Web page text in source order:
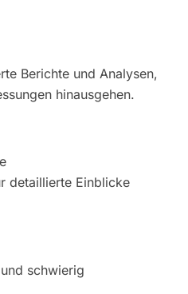
Berichte und Analysen,
hinausgehen.
detaillierte Einblicke
schwierig